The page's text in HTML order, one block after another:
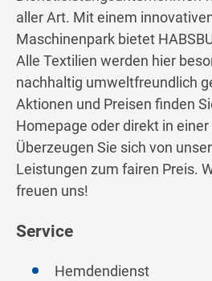
aller Art. Mit einem
Maschinenpark bietet
Alle Textilien werden hier
nachhaltig umweltfreundlich
Aktionen und Preisen finden
Homepage oder direkt in
Überzeugen Sie sich von
Leistungen zum fairen Preis.
freuen uns!
Service
Hemdendienst